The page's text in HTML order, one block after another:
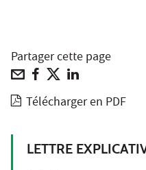
Partager cette page
Télécharger en PDF
LETTRE